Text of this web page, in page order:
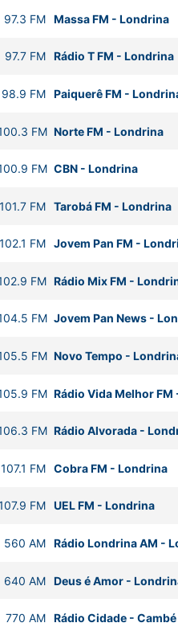
97.3 FM Massa FM - Londrina
97.7 FM Rádio T FM - Londrina
98.9 FM Paiquerê FM -
FM Norte FM - Londrina
FM CBN- Londrina
101.7 FM Tarobá FM - Londrina
102.1 FM Jovem Pan FM -
FM Rádio Mix FM -
FM Jovem Pan News-
FM Novo Tempo -
FM Rádio Vida Melhor FM
FM Rádio Alvorada-
107.1 FM Cobra FM - Londrina
FM UEL FM - Londrina
560 AM Rádio Londrina AM -
640 AM Deus é Amor-
770 AM Rádio Cidade- Cambé